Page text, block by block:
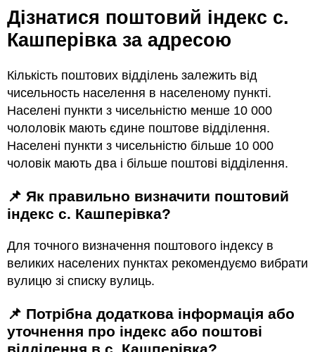
Дізнатися поштовий індекс с.
Кашперівка за адресою
Кількість поштових відділень залежить від
чисельность населення в населеному пункті.
Населені пункти з чисельністю менше 10 000
чололовік мають єдине поштове відділення.
Населені пункти з чисельністю більше 10 000
чоловік мають два і більше поштові відділення.
📌 Як правильно визначити поштовий
індекс с. Кашперівка?
Для точного визначення поштового індексу в
великих населених пунктах рекомендуємо вибрати
вулицю зі списку вулиць.
📌 Потрібна додаткова інформація або
уточнення про індекс або поштові